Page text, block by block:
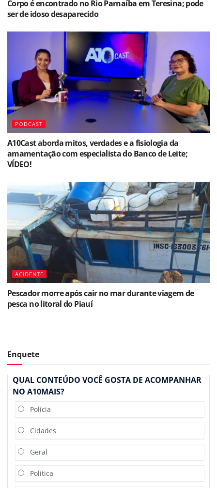
Corpo é encontrado no Rio Parnaíba em Teresina; pode
ser de idoso desaparecido
PODCAST
A10Cast aborda mitos, verdades e a fisiologia da
amamentação com especialista do Banco de Leite;
VÍDEO!
ACIDENTE
Pescador morre após cair no mar durante viagem de
pesca no litoral do Piauí
Enquete
QUAL CONTEÚDO VOCÊ GOSTA DE ACOMPANHAR
NO A10MAIS?
Polícia
Cidades
Geral
Política